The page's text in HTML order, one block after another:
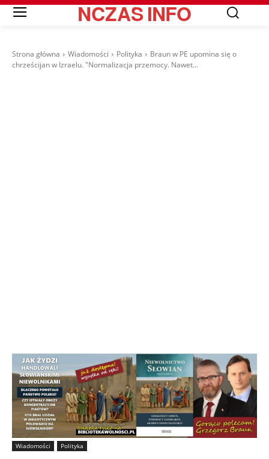
NCZASINFO
Strona główna Wiadomości Polityka
Braun w PE upomina się o
chrześcijan w Izraelu. "Normalizacja przemocy. Nawet...
Wiadomości Polityka